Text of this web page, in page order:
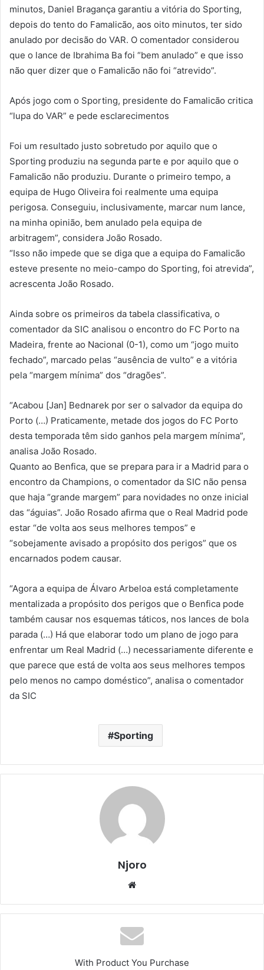
minutos, Daniel Bragança garantiu a vitória do Sporting,
depois do tento do Famalicão, aos oito minutos, ter sido
anulado por decisão do VAR. O comentador considerou
que o lance de Ibrahima Ba foi “bem anulado” e que isso
não quer dizer que o Famalicão não foi “atrevido”.
Após jogo com o Sporting, presidente do Famalicão critica
“lupa do VAR” e pede esclarecimentos
Foi um resultado justo sobretudo por aquilo que o
Sporting produziu na segunda parte e por aquilo que o
Famalicão não produziu. Durante o primeiro tempo, a
equipa de Hugo Oliveira foi realmente uma equipa
perigosa. Conseguiu, inclusivamente, marcar num lance,
na minha opinião, bem anulado pela equipa de
arbitragem”, considera João Rosado.
“Isso não impede que se diga que a equipa do Famalicão
esteve presente no meio-campo do Sporting, foi atrevida”,
acrescenta João Rosado.
Ainda sobre os primeiros da tabela classificativa, o
comentador da SIC analisou o encontro do FC Porto na
Madeira, frente ao Nacional (0-1), como um “jogo muito
fechado”, marcado pelas “ausência de vulto” e a vitória
pela “margem mínima” dos “dragões”.
“Acabou [Jan] Bednarek por ser o salvador da equipa do
Porto (…) Praticamente, metade dos jogos do FC Porto
desta temporada têm sido ganhos pela margem mínima”,
analisa João Rosado.
Quanto ao Benfica, que se prepara para ir a Madrid para o
encontro da Champions, o comentador da SIC não pensa
que haja “grande margem” para novidades no onze inicial
das “águias”. João Rosado afirma que o Real Madrid pode
estar “de volta aos seus melhores tempos” e
“sobejamente avisado a propósito dos perigos” que os
encarnados podem causar.
“Agora a equipa de Álvaro Arbeloa está completamente
mentalizada a propósito dos perigos que o Benfica pode
também causar nos esquemas táticos, nos lances de bola
parada (…) Há que elaborar todo um plano de jogo para
enfrentar um Real Madrid (…) necessariamente diferente e
que parece que está de volta aos seus melhores tempos
pelo menos no campo doméstico”, analisa o comentador
da SIC
Sporting
Njoro
Website
With Product You Purchase